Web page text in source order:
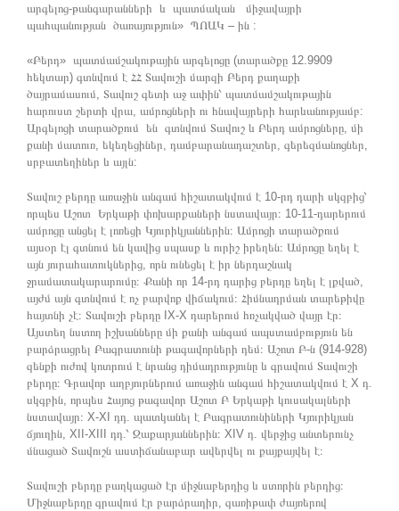
արգելոց-թանգարանների և պատմական միջավայրի
պահպանության ծառայություն» ՊՈԱԿ – ին :
«Բերդ» պատմամշակութային արգելոցը (տարածքը 12.9909
հեկտար) գտնվում է ՀՀ Տավուշի մարզի Բերդ քաղաքի
ծայրամասում, Տավուշ գետի աջ ափին՝ պատմամշակութային
հարուստ շերտի վրա, ամրոցների ու հնավայրերի հարևանությամբ:
Արգելոցի տարածքում են գտնվում Տավուշ և Բերդ ամրոցները, մի
քանի մատուռ, եկեղեցիներ, դամբարանադաշտեր, գերեզմանոցներ,
սրբատեղիներ և այլն:
Տավուշ բերդը առաջին անգամ հիշատակվում է 10-րդ դարի սկզբից՝
որպես Աշոտ Երկաթի փոխարքաների նստավայր։ 10-11-դարերում
ամրոցը անցել է լոռեցի Կյուրիկյաններին։ Ամրոցի տարածքում
այսօր էլ գտնում են կավից սպասք և ուրիշ իրեղեն։ Ամրոցը եղել է
այն յուրահատուկներից, որն ունեցել է իր ներդաշնակ
ջրամատակարարումը։ Քանի որ 14-րդ դարից բերդը եղել է լքված,
այժմ այն գտնվում է ոչ բարվոք վիճակում։ Հիմնադրման տարեթիվը
հայտնի չէ։ Տավուշի բերդը IX-X դարերում հռչակված վայր էր։
Այստեղ նստող իշխանները մի քանի անգամ ապստամբություն են
բարձրացրել Բագրատունի թագավորների դեմ։ Աշոտ Բ-ն (914-928)
զենքի ուժով կոտրում է նրանց դիմադրությունը և գրավում Տավուշի
բերդը։ Գրավոր աղբյուրներում առաջին անգամ հիշատակվում է X դ.
սկգբին, որպես Հայոց թագավոր Աշոտ Բ Երկաթի կուսակալների
նստավայր։ X-XI դդ. պատկանել է Բագրատունիների Կյուրիկյան
ճյուղին, XII-XIII դդ.՝ Զաքարյաններին։ XIV դ. վերջից անտերունչ
մնացած Տավուշն աստիճանաբար ավերվել ու քայքայվել է։
Տավուշի բերդը բաղկացած էր միջնաբերդից և ստորին բերդից։
Միջնաբերդը գրավում էր բարձրադիր, զառիթափ ժայռերով